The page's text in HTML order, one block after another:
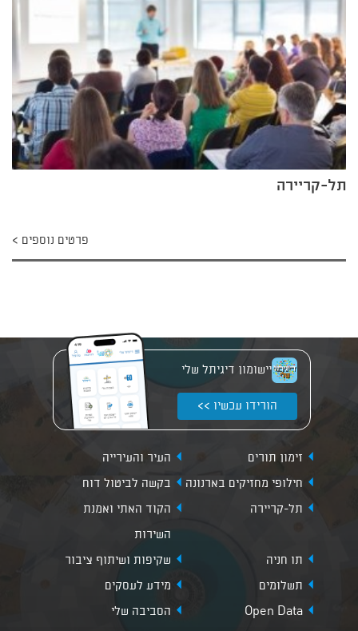
תל-קריירה
פרטים נוספים
יישומון דיגיתל שלי
הורידו עכשיו >>
זימון תורים
העיר והעירייה
חילופי מחזיקים בארנונה
בקשה לביטול דוח
תל-קריירה
הקוד האתי ואמנת
השירות
תו חניה
שקיפות ושיתוף ציבור
תשלומים
מידע לעסקים
Open Data
הסביבה שלי